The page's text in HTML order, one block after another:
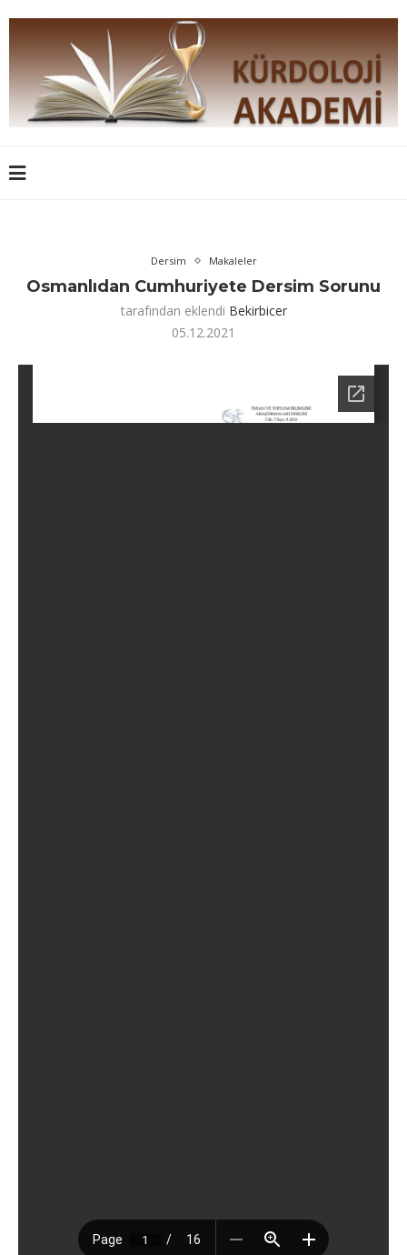
Dersim Makaleler
Osmanlıdan Cumhuriyete Dersim Sorunu
tarafından eklendi Bekirbicer
05.12.2021